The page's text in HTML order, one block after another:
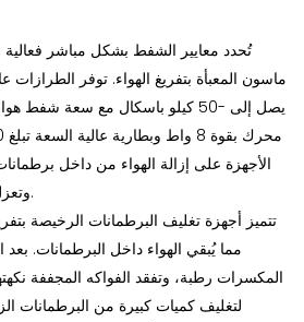
تُحدد معايير الشفط بشكل مباشر
ماسون المعبأة بتفريغ الهواء. توفر الطرازات
الأجهزة على إزالة الهواء من داخل
وتعزل الأكسجين لمنع نمو العفن.
تتميز أجهزة تغليف البرطمانات الرخيصة
مما يُبقي الهواء داخل البرطمانات.
المكسرات رطبة، وتفقد الفواكه المجففة
لتغليف كميات كبيرة من البرطمانات